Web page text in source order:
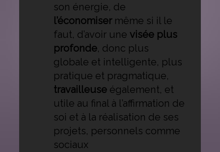
son énergie, de
l’économisermême si il le
faut, d’avoir une visée plus
profonde, donc plus
globale et intelligente, plus
pratique et pragmatique,
travailleuseégalement, et
utile au final à l’affirmation de
soi et à la réalisation de ses
projets, personnels comme
sociaux